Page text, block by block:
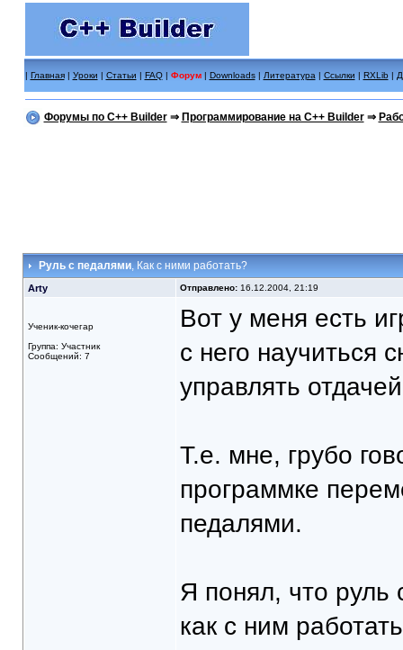
| Главная| Уроки | Статьи | FAQ| Форум | Downloads| Литература | Ссылки | RXLib |
Форумы по C++ Builder⇒ Программирование на C++ Builder⇒
Руль с педалями, Как с ними работать?
Arty Отправлено:16.12.2004, 21:19
Ученик-кочегар
Группа: Участник
Сообщений: 7
Вот у меня есть
с него
управлять
Т.е. мне, грубо
программке
педалями.
Я понял, что руль
как с ним